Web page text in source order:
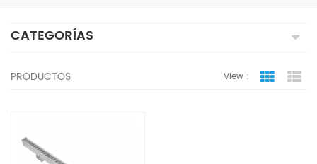
CATEGORÍAS
PRODUCTOS View : Grid View